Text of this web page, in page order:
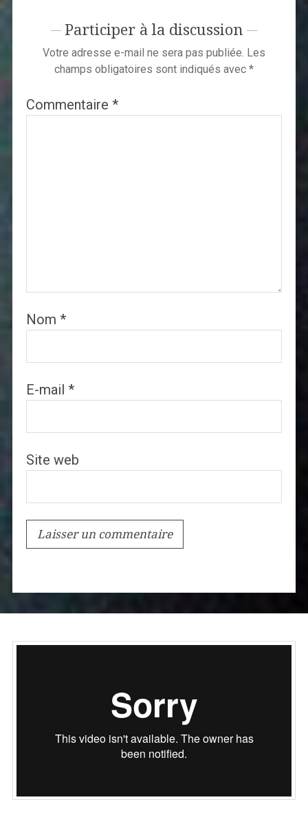
Participer à la discussion
Votre adresse e-mail ne sera pas publiée. Les
champs obligatoires sont indiqués avec *
Commentaire *
Nom *
E-mail *
Site web